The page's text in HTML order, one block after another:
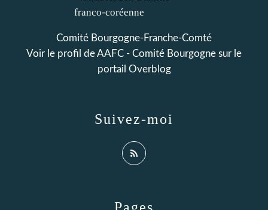
Comité Bourgogne-Franche-Comté
Voir le profil deAAFC - Comité Bourgogne sur le
portail Overblog
Suivez-moi